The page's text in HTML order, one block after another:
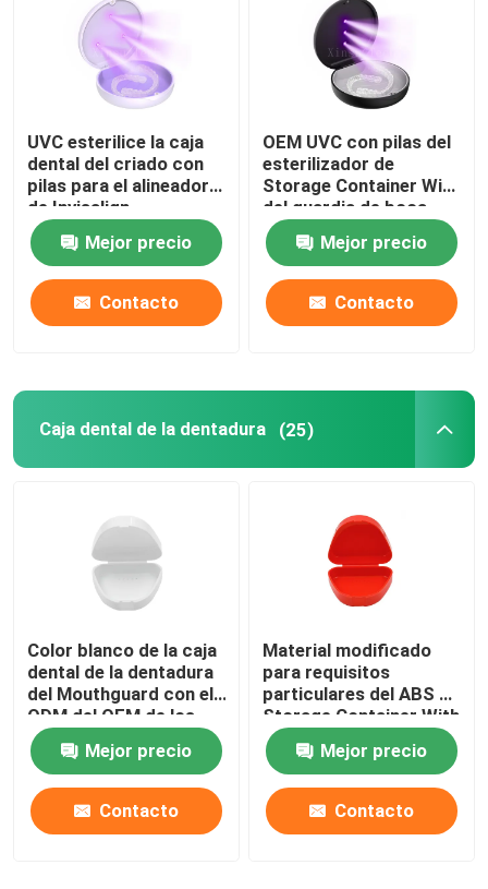
UVC esterilice la caja
dental del criado con
pilas para el alineador
de Invisalign
Mejor precio
Contacto
OEM UVC con pilas del
esterilizador de
Storage Container With
del guardia de boca
Mejor precio
Contacto
Caja dental de la dentadura (25)
Color blanco de la caja
dental de la dentadura
del Mouthguard con el
ODM del OEM de los
agujeros de
respiraderoMejor precio
Contacto
Material modificado
para requisitos
particulares del ABS de
Storage Container With
del guardia de boca de
la dentaduraMejor precio
Contacto